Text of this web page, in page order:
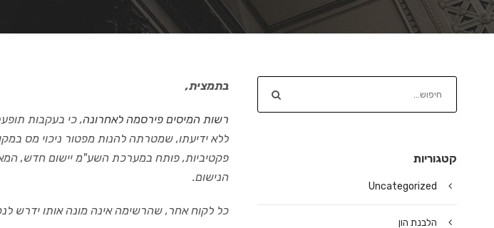
בתמצית,
רשות המיסים פירסמה לאחרונה, כי בעקבות תופע
ללא ידיעתו, שמטרתה להנות מפטור ניכוי מס
פקטיביות, פותח במערכת השע"מ יישום חדש,
הנישום.
כל לקוח אחר, שהרשימה אינה מונה אותו ידרש
קטגוריות
Uncategorized
הלבנת הון